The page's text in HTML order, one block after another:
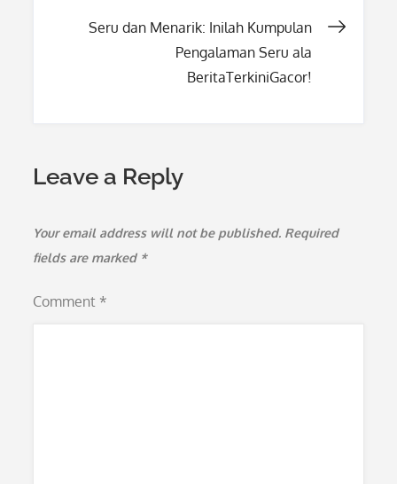
Seru dan Menarik: Inilah Kumpulan
Pengalaman Seru ala
BeritaTerkiniGacor!
Leave a Reply
Your email address will not be published. Required
fields are marked *
Comment *